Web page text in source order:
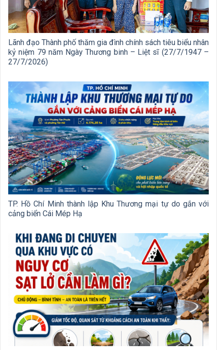
Lãnh đạo Thành phố thăm gia đình chính sách tiêu biểu nhân
kỷ niệm 79 năm Ngày Thương binh – Liệt sĩ (27/7/1947 –
27/7/2026)
TP. Hồ Chí Minh thành lập Khu Thương mại tự do gắn với
cảng biển Cái Mép Hạ